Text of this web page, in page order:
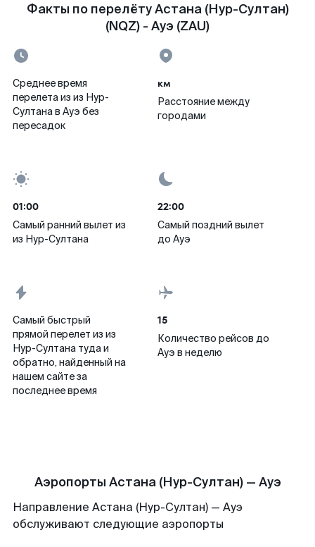
Факты по перелёту Астана (Нур-Султан)
(NQZ) - Ауэ (ZAU)
Среднее время
перелета из из Нур-
Султана в Ауэ без
пересадок
км
Расстояние между
городами
01:00
Самый ранний вылет из
из Нур-Султана
22:00
Самый поздний вылет
до Ауэ
Самый быстрый
прямой перелет из из
Нур-Султана туда и
обратно, найденный на
нашем сайте за
последнее время
15
Количество рейсов до
Ауэ в неделю
Аэропорты Астана (Нур-Султан) — Ауэ
Направление Астана (Нур-Султан) — Ауэ
обслуживают следующие аэропорты